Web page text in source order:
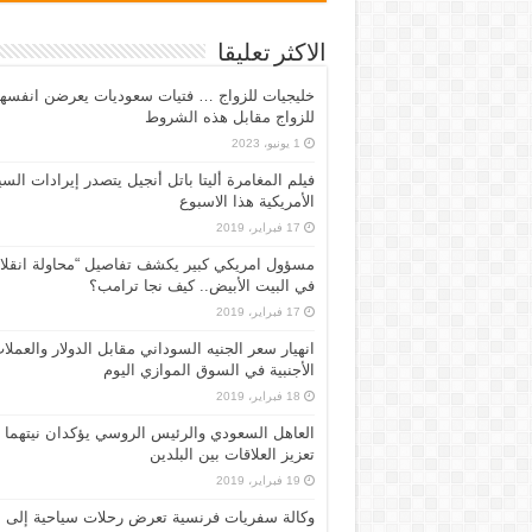
الاكثر تعليقا
خليجيات للزواج … فتيات سعوديات يعرضن
للزواج مقابل هذه الشروط
1 يونيو، 2023
فيلم المغامرة أليتا‭ ‬باتل أنجيل يتصدر إيرادات
الأمريكية هذا الاسبوع
17 فبراير، 2019
مسؤول امريكي كبير يكشف تفاصيل “محاولة
في البيت الأبيض.. كيف نجا ترامب؟
17 فبراير، 2019
انهيار سعر الجنيه السوداني مقابل الدولار
الأجنبية في السوق الموازي اليوم
18 فبراير، 2019
العاهل السعودي والرئيس الروسي يؤكدان نيتهما
تعزيز العلاقات بين البلدين
19 فبراير، 2019
وكالة سفريات فرنسية تعرض رحلات سياحية إلى